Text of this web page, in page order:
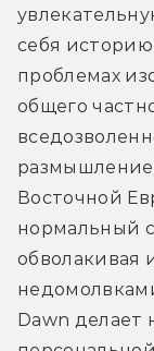
себя
проблемах
общего
размышление
Восточной
нормальный
обволакивая
Dawn делает